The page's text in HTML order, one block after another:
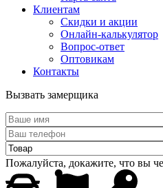
Клиентам
Скидки и акции
Онлайн-калькулятор
Вопрос-ответ
Оптовикам
Контакты
Вызвать замерщика
Пожалуйста, докажите, что вы